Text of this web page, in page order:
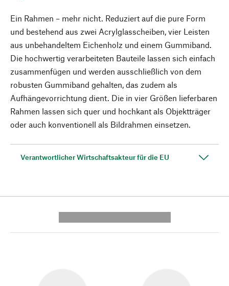
Ein Rahmen – mehr nicht. Reduziert auf die pure Form
und bestehend aus zwei Acrylglasscheiben, vier Leisten
aus unbehandeltem Eichenholz und einem Gummiband.
Die hochwertig verarbeiteten Bauteile lassen sich einfach
zusammenfügen und werden ausschließlich von dem
robusten Gummiband gehalten, das zudem als
Aufhängevorrichtung dient. Die in vier Größen lieferbaren
Rahmen lassen sich quer und hochkant als Objektträger
oder auch konventionell als Bildrahmen einsetzen.
Verantwortlicher Wirtschaftsakteur für die EU